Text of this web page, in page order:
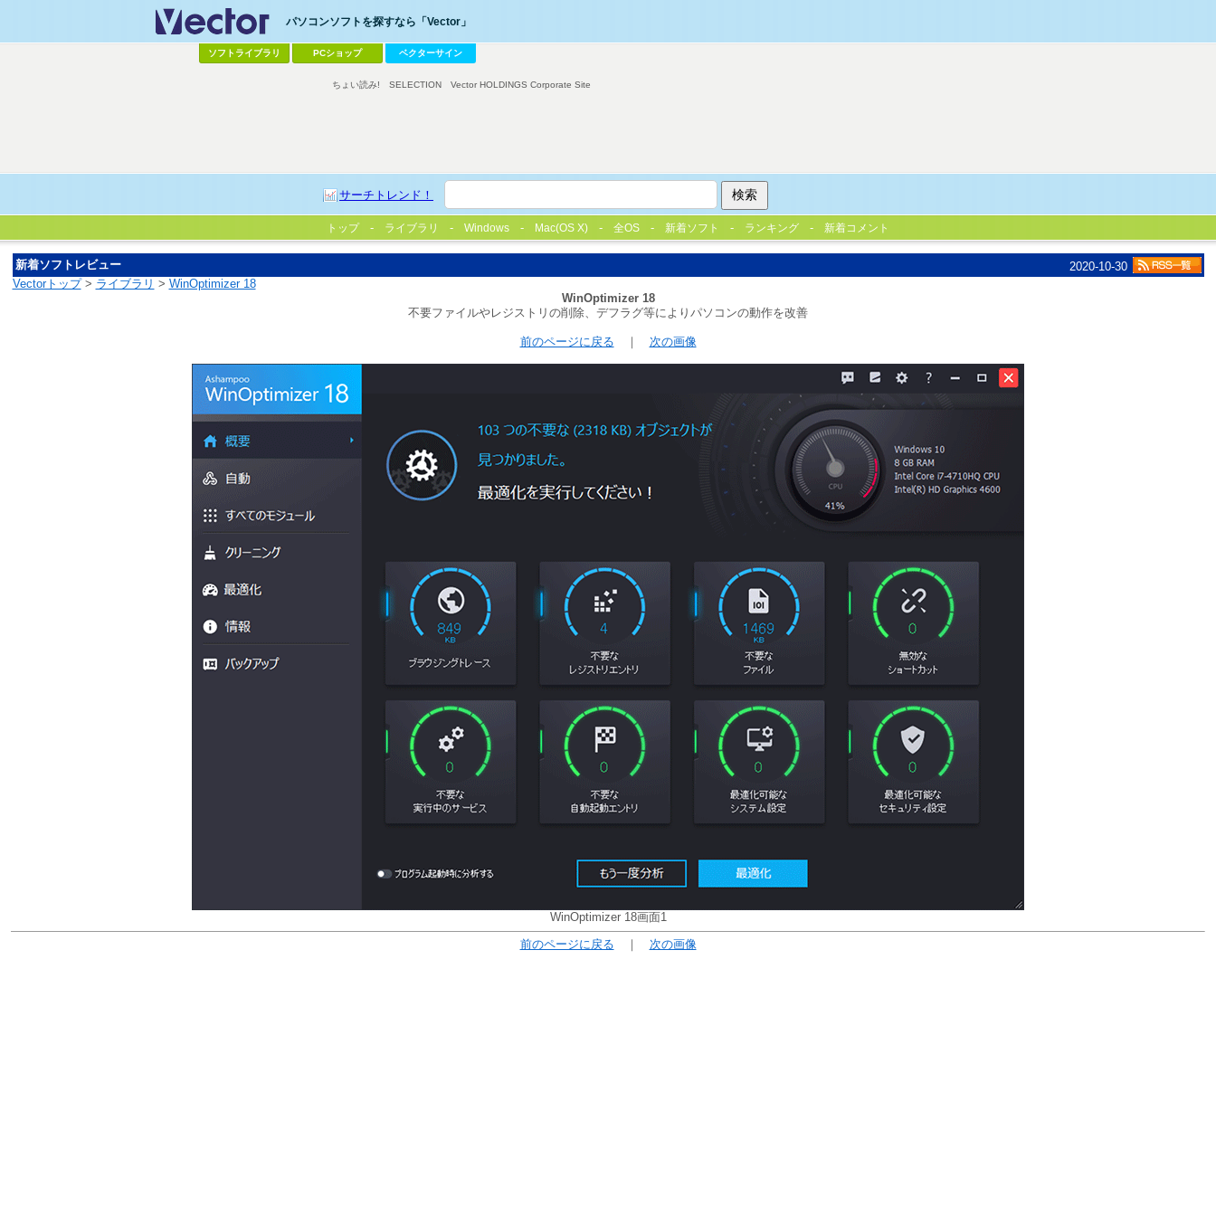
パソコンソフトを探すなら「Vector」
ソフトライブラリ PCショップ ベクターサイン
サーチトレンド！
ちょい読み! SELECTION Vector HOLDINGS Corporate Site
トップ ライブラリ Windows Mac(OS X) 全OS 新着ソフト ランキング 新着コメント
新着ソフトレビュー
2020-10-30
Vectorトップ> ライブラリ > WinOptimizer 18
WinOptimizer 18
不要ファイルやレジストリの削除、デフラグ等によりパソコンの動作を改善
前のページに戻る ｜ 次の画像
WinOptimizer 18画面1
前のページに戻る ｜ 次の画像